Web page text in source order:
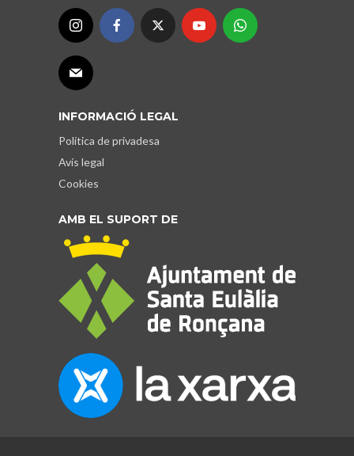
INFORMACIÓ LEGAL
Política de privadesa
Avís legal
Cookies
AMB EL SUPORT DE